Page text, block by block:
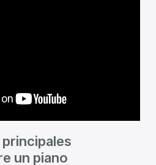
un piano